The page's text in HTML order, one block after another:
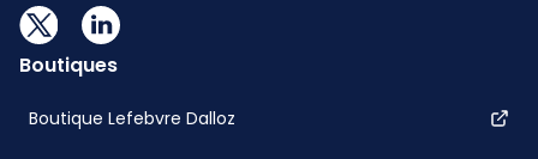
Boutiques
Boutique Lefebvre Dalloz